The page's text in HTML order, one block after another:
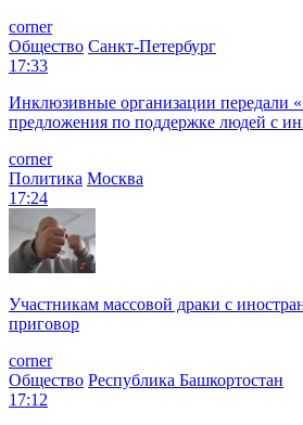
corner
Общество Санкт-Петербург
17:33
Инклюзивные организации передали
предложения по поддержке людей с
corner
Политика Москва
17:24
Участникам массовой драки с
приговор
corner
Общество Республика Башкортостан
17:12